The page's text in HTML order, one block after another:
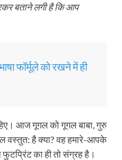
बताने लगी है कि आप
फॉर्मूले को रखने में ही
आज गूगल को गूगल बाबा, गुरु
वस्तुत: है क्या? वह हमारे-आपके
का ही तो संग्रह है।